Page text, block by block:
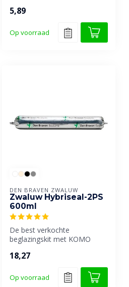
5,89
Op voorraad
DEN BRAVEN ZWALUW
Zwaluw Hybriseal-2PS
600ml
De best verkochte
beglazingskit met KOMO
18,27
Op voorraad